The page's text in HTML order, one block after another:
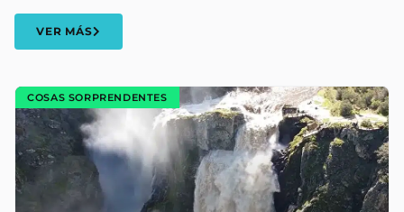
VER MÁS
COSAS SORPRENDENTES